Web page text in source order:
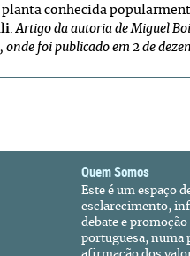
conhecida
.Artigo da autoria de Miguel
foi publicado em 2 de
Quem Somos
Este é um espaço
esclarecimento,
debate e
portuguesa, numa